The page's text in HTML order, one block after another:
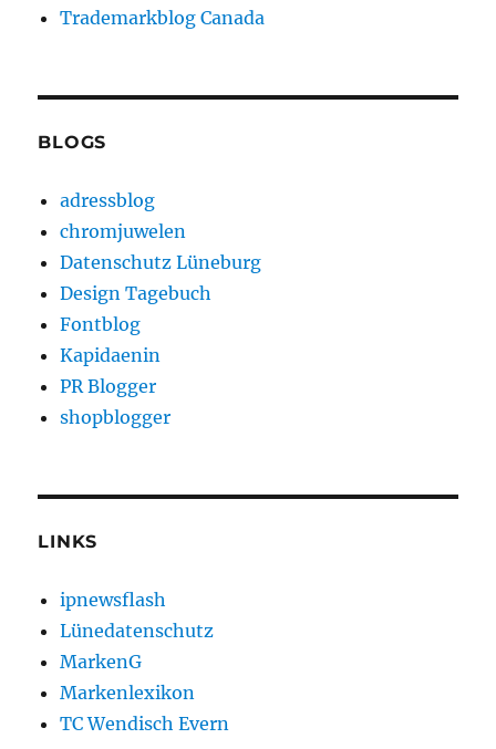
Trademarkblog Canada
BLOGS
adressblog
chromjuwelen
Datenschutz Lüneburg
Design Tagebuch
Fontblog
Kapidaenin
PR Blogger
shopblogger
LINKS
ipnewsflash
Lünedatenschutz
MarkenG
Markenlexikon
TC Wendisch Evern